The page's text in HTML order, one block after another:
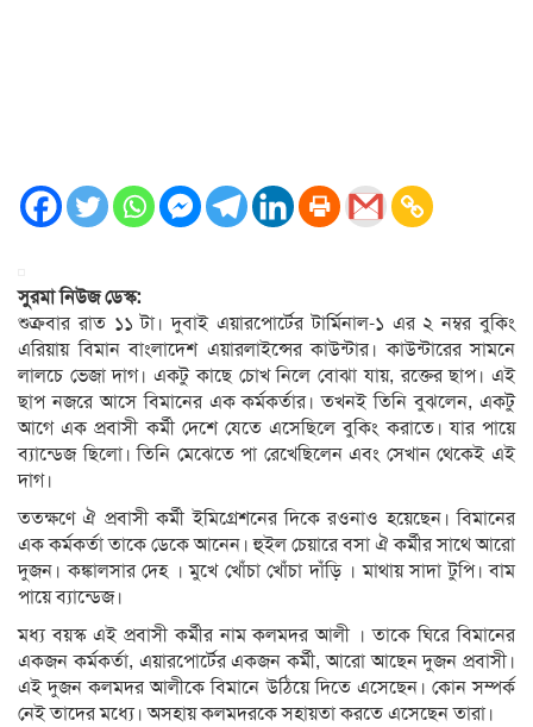
সুরমা নিউজ ডেস্ক:
শুক্রবার রাত ১১ টা। দুবাই এয়ারপোর্টের টার্মিনাল-১ এর ২ নম্বর বুকিং
এরিয়ায় বিমান বাংলাদেশ এয়ারলাইন্সের কাউন্টার। কাউন্টারের সামনে
লালচে ভেজা দাগ। একটু কাছে চোখ নিলে বোঝা যায়, রক্তের ছাপ। এই
ছাপ নজরে আসে বিমানের এক কর্মকর্তার। তখনই তিনি বুঝলেন, একটু
আগে এক প্রবাসী কর্মী দেশে যেতে এসেছিলে বুকিং করাতে। যার পায়ে
ব্যান্ডেজ ছিলো। তিনি মেঝেতে পা রেখেছিলেন এবং সেখান থেকেই এই
দাগ।
ততক্ষণে ঐ প্রবাসী কর্মী ইমিগ্রেশনের দিকে রওনাও হয়েছেন। বিমানের
এক কর্মকর্তা তাকে ডেকে আনেন। হুইল চেয়ারে বসা ঐ কর্মীর সাথে আরো
দুজন। কঙ্কালসার দেহ । মুখে খোঁচা খোঁচা দাঁড়ি । মাথায় সাদা টুপি। বাম
পায়ে ব্যান্ডেজ।
মধ্য বয়স্ক এই প্রবাসী কর্মীর নাম কলমদর আলী । তাকে ঘিরে বিমানের
একজন কর্মকর্তা, এয়ারপোর্টের একজন কর্মী, আরো আছেন দুজন প্রবাসী।
এই দুজন কলমদর আলীকে বিমানে উঠিয়ে দিতে এসেছেন। কোন সম্পর্ক
নেই তাদের মধ্যে। অসহায় কলমদরকে সহায়তা করতে এসেছেন তারা।